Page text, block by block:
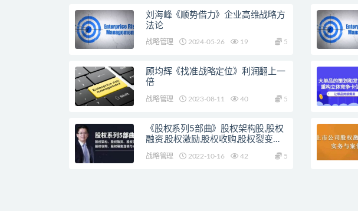
刘海峰《顺势借力》企业高维战略方
法论
战略管理 2024-05-26 19 5
顾均辉《找准战略定位》利润翻上一
倍
战略管理 2023-08-11 40 5
《股权系列5部曲》股权架构股,股权
融资,股权激励,股权收购,股权裂变连
锁与众筹
战略管理 2022-10-16 42 5